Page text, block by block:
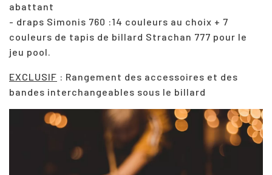
abattant
- draps Simonis 760 :14 couleurs au choix + 7
couleurs de tapis de billard Strachan 777 pour le
jeu pool.
EXCLUSIF : Rangement des accessoires et des
bandes interchangeables sous le billard